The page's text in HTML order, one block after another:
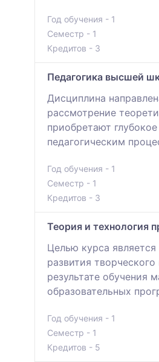
Год обучения - 1
Семестр - 1
Кредитов - 3
Педагогика высшей
Дисциплина
рассмотрение
приобретают
педагогическим
Год обучения - 1
Семестр - 1
Кредитов - 3
Теория и технология
Целью курса
развития
результате обучения
образовательных
Год обучения - 1
Семестр - 1
Кредитов - 5